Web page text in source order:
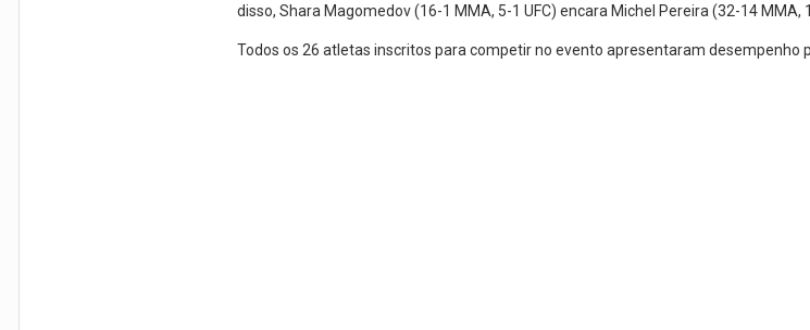
disso, Shara Magomedov (16-1 MMA, 5-1 UFC) encara Michel Pereira (32-14
Todos os 26 atletas inscritos para competir no evento apresentaram desempenho